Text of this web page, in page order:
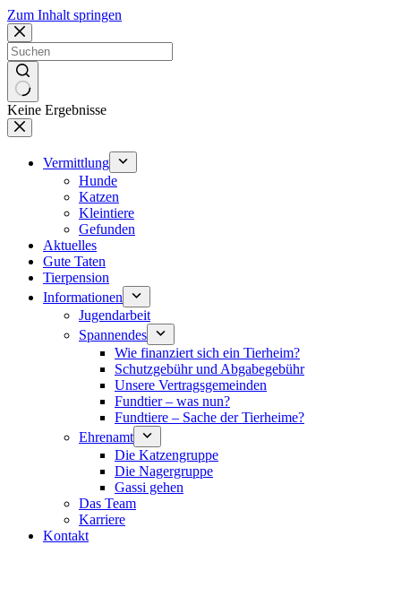
Zum Inhalt springen
Keine Ergebnisse
Vermittlung
Hunde
Katzen
Kleintiere
Gefunden
Aktuelles
Gute Taten
Tierpension
Informationen
Jugendarbeit
Spannendes
Wie finanziert sich ein Tierheim?
Schutzgebühr und Abgabegebühr
Unsere Vertragsgemeinden
Fundtier – was nun?
Fundtiere – Sache der Tierheime?
Ehrenamt
Die Katzengruppe
Die Nagergruppe
Gassi gehen
Das Team
Karriere
Kontakt